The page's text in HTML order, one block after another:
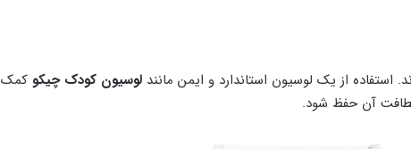
از یک لوسیون استاندارد و ایمن مانند لوسیون کودک چیکوکمک
آن حفظ شود.